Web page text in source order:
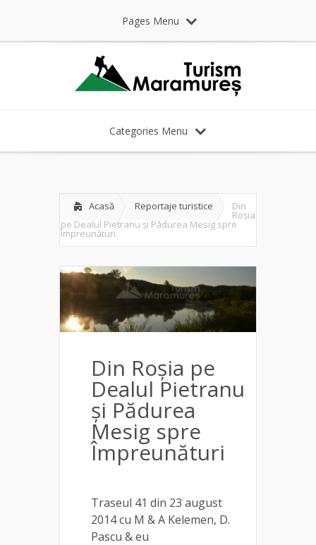
Pages Menu
Categories Menu
Acasă Reportaje turistice Din
Roșia
pe Dealul Pietranu și Pădurea Mesig spre
Împreunături
Din Roșia pe
Dealul Pietranu
și Pădurea
Mesig spre
Împreunături
Traseul 41 din 23 august
2014 cu M & A Kelemen, D.
Pascu & eu